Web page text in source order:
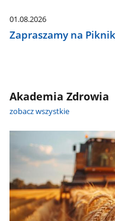
01.08.2026
Zapraszamy na
Akademia Zdrowia
zobacz wszystkie